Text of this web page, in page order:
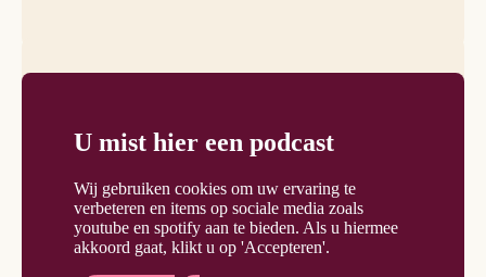
U mist hier een podcast
Wij gebruiken cookies om uw ervaring te
verbeteren en items op sociale media zoals
youtube en spotify aan te bieden. Als u hiermee
akkoord gaat, klikt u op 'Accepteren'.